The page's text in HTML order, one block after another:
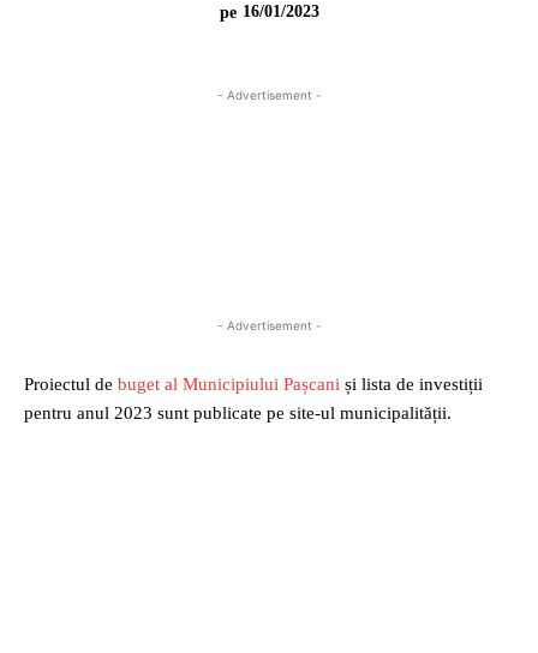
pe 16/01/2023
- Advertisement -
- Advertisement -
Proiectul de buget al Municipiului Pașcani și lista de investiții
pentru anul 2023 sunt publicate pe site-ul municipalității.